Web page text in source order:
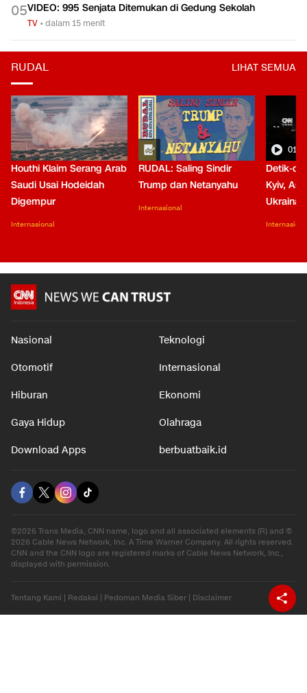
05VIDEO: 995 Senjata Ditemukan di Gedung Sekolah
TV •dalam 15 menit
RUDAL LIHAT SEMUA
Houthi Klaim Serang Arab
Saudi Usai Hodeidah
Digempur
Internasional
RUDAL: Saling Sindir
Trump dan Netanyahu
Internasional
Detik-
Kyiv,
Ukraina
Nasional Teknologi
Otomotif Internasional
Hiburan Ekonomi
Gaya Hidup Olahraga
Download Apps berbuatbaik.id
©2026 Trans Media, CNN name, logo and all associated elements (R) and ©
2026 Cable News Network, Inc. A Time Warner Company. All rights reserved.
CNN and the CNN logo are registered marks of Cable News Network, Inc.,
displayed with permission.
Tentang Kami Redaksi Pedoman Media Siber Disclaimer